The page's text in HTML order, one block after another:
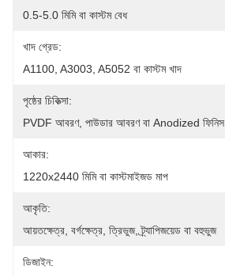
0.5-5.0 মিমি বা কাস্টম বেধ
খাদ গ্রেড:
A1100, A3003, A5052 বা কাস্টম খাদ
পৃষ্ঠের চিকিত্সা:
PVDF আবরণ, পাউডার আবরণ বা Anodized ফিনিস
আকার:
1220x2440 মিমি বা কাস্টমাইজড মাপ
আকৃতি:
আয়তক্ষেত্র, বর্গক্ষেত্র, ত্রিভুজ, ট্র্যাপিজয়েড বা বহুভুজ
ডিজাইন: